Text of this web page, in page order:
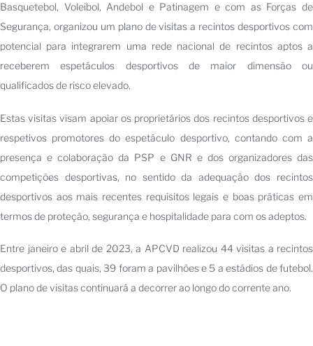
Basquetebol, Voleibol, Andebol e Patinagem e com as Forças de
Segurança, organizou um plano de visitas a recintos desportivos com
potencial para integrarem uma rede nacional de recintos aptos a
receberem espetáculos desportivos de maior dimensão ou
qualificados de risco elevado.
Estas visitas visam apoiar os proprietários dos recintos desportivos e
respetivos promotores do espetáculo desportivo, contando com a
presença e colaboração da PSP e GNR e dos organizadores das
competições desportivas, no sentido da adequação dos recintos
desportivos aos mais recentes requisitos legais e boas práticas em
termos de proteção, segurança e hospitalidade para com os adeptos.
Entre janeiro e abril de 2023, a APCVD realizou 44 visitas a recintos
desportivos, das quais, 39 foram a pavilhões e 5 a estádios de futebol.
O plano de visitas continuará a decorrer ao longo do corrente ano.